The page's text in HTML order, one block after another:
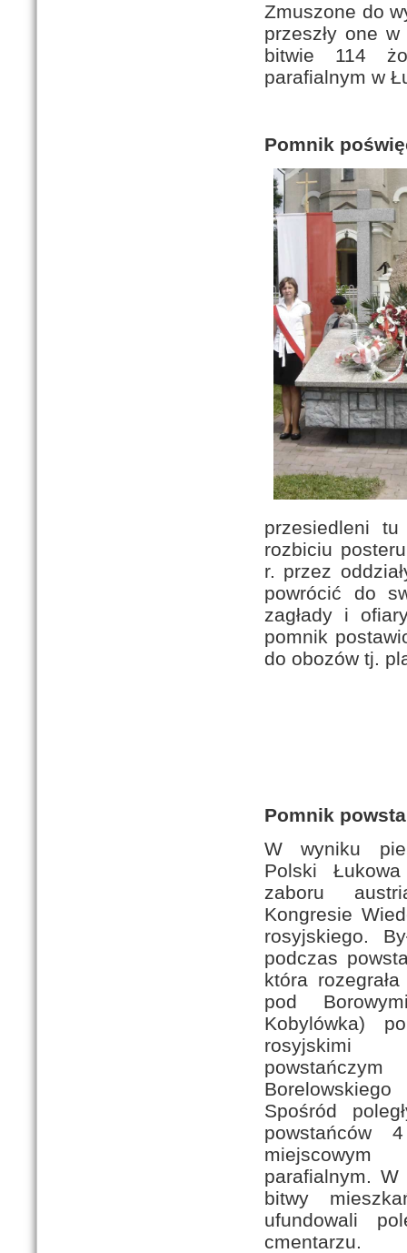
Zmuszone do
przeszły one
bitwie 114
parafialnym w
Pomnik
przesiedleni
rozbiciu
r. przez
powrócić do
zagłady i
pomnik
do obozów tj.
Pomnik
W wyniku
Polski
zaboru
Kongresie
rosyjskiego.
podczas
która
pod
Kobylówka)
rosyjskimi
Spośród
powstańców
parafialnym.
bitwy
ufundowali
cmentarzu.